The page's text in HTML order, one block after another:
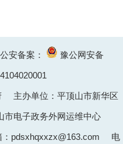
安备案： 豫公网安备
主办单位：平顶山市新华区
电子政务外网运维中心
：pdsxhqxxzx@163.com 电